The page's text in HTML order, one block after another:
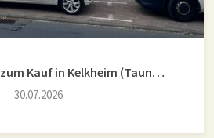
Jetzt neu: Haus zum Kauf in Kelkheim (Taunus)
30.07.2026